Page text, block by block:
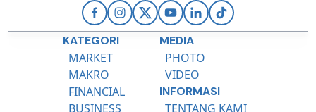
KATEGORI
MARKET
MAKRO
FINANCIAL
BUSINESS
MEDIA
PHOTO
VIDEO
INFORMASI
TENTANG KAMI